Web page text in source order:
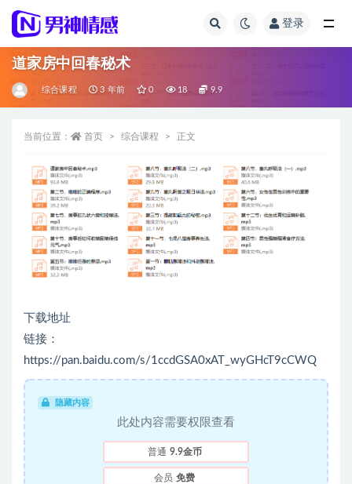
登录
道家房中回春秘术
综合课程 3 年前 0 18 9.9
当前位置： 首页 综合课程 正文
下载地址
链接：
https://pan.baidu.com/s/1ccdGSA0xAT_wyGHcT9cCWQ
隐藏内容
此处内容需要权限查看
普通 9.9金币
会员 免费